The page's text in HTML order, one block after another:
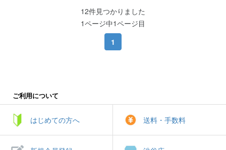
12件見つかりました
1ページ中1ページ目
1
ご利用について
はじめての方へ 送料・手数料